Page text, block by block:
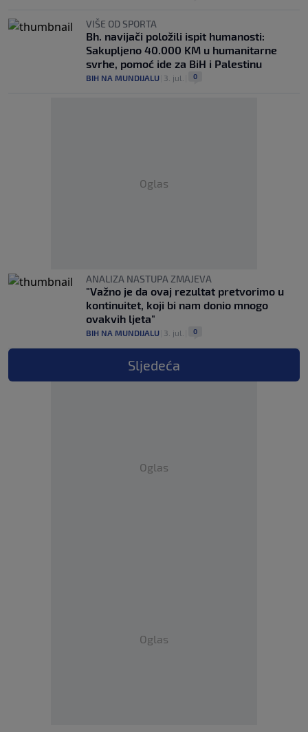
VIŠE OD SPORTA
Bh. navijači položili ispit humanosti:
Sakupljeno 40.000 KM u humanitarne
svrhe, pomoć ide za BiH i Palestinu
BIH NA MUNDIJALU 3. jul. 0
Oglas
ANALIZA NASTUPA ZMAJEVA
"Važno je da ovaj rezultat pretvorimo u
kontinuitet, koji bi nam donio mnogo
ovakvih ljeta"
BIH NA MUNDIJALU 3. jul. 0
Sljedeća
Oglas
Oglas